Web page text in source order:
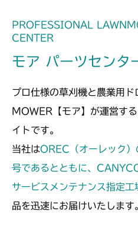
ミッション
CM220
CM221
ミッション
CM212K
本体 FIG4 電
ミッション
CM225
PROFESSIONAL
CENTER
モア パーツセンタ
プロ仕様の草刈機と農業用ド
MOWER【モア】が運営す
イトです。
当社はOREC（オーレック）
号であるとともに、
サービスメンテナンス指定工
品を迅速にお届けいたします